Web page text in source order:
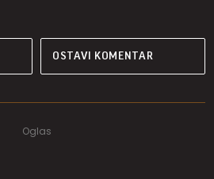
OSTAVI KOMENTAR